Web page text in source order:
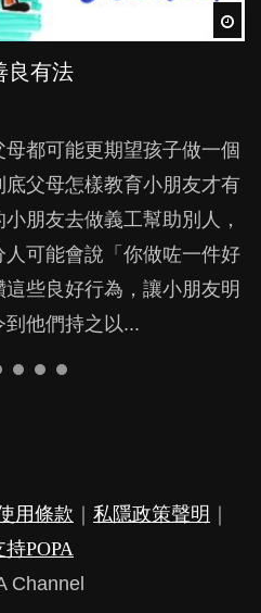
良有法
都可能更期望孩子做一個
父母怎樣教育小朋友才有
朋友去做義工幫助別人，
可能會說「你做咗一件好
些良好行為，讓小朋友明
他們持之以...
父母該制止還是放手？
放入口中，有人說一旦養
難戒，但原來一刀切阻止
響孩子的身心發展？...
Time-out又得唔得？
暫停隔離法」，讓孩子跟
有反思的空間。不過這方
孩子蒙受精神傷害？...
小時 夜瞓如何影響長
發現，香港0至3歲的嬰幼
為睡眠時間足夠便行？其
少影響。...
子女也必如何？
那麼孩子聰明或愚笨、將
由天注定？原來，父母師
不知不覺間影響了孩子的
用條款 私隱政策聲明
持POPA
Channel